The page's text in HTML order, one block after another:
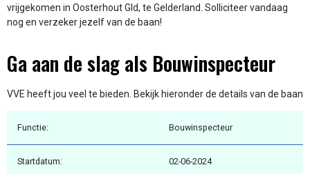
vrijgekomen in Oosterhout Gld, te Gelderland. Solliciteer vandaag
nog en verzeker jezelf van de baan!
Ga aan de slag als Bouwinspecteur
VVE heeft jou veel te bieden. Bekijk hieronder de details van de baan
Functie: Bouwinspecteur
Startdatum: 02-06-2024